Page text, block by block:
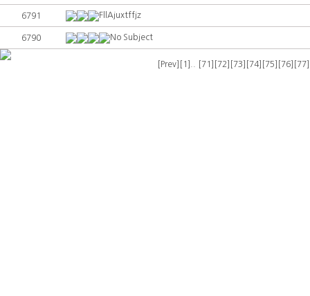
6791 FllAjuxtffjz
6790 No Subject
[Prev] [1].. [71] [72] [73] [74] [75] [76] [77]